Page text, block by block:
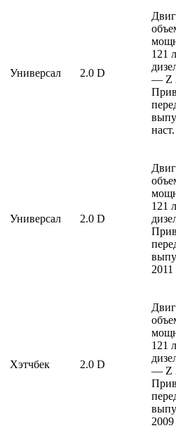
Универсал 2.0 D
121
— Z
Универсал 2.0 D
121
2011
Хэтчбек 2.0 D
121
— Z
2009